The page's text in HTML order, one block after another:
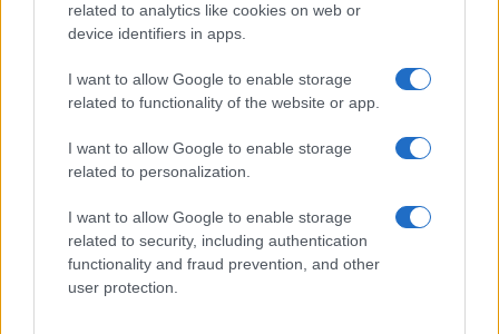
related to analytics like cookies on web or
device identifiers in apps.
I want to allow Google to enable storage
related to functionality of the website or app.
I want to allow Google to enable storage
related to personalization.
I want to allow Google to enable storage
related to security, including authentication
functionality and fraud prevention, and other
user protection.
Segnala
Vuoi rimanere sempre aggiornato?
Iscriviti alla newsletter di Gallura Oggi e ricevi le nostre
email periodiche contenenti le ultime notizie pubblicate
sul sito web!